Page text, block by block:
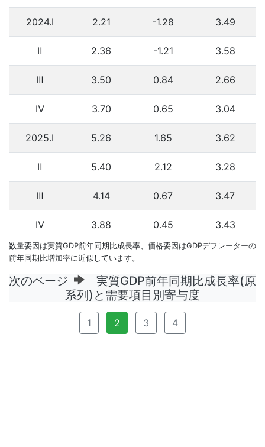
2024.Ⅰ 2.21 -1.28 3.49
Ⅱ 2.36 -1.21 3.58
Ⅲ 3.50 0.84 2.66
Ⅳ 3.70 0.65 3.04
2025.Ⅰ 5.26 1.65 3.62
Ⅱ 5.40 2.12 3.28
Ⅲ 4.14 0.67 3.47
Ⅳ 3.88 0.45 3.43
数量要因は実質GDP前年同期比成長率、価格要因はGDPデフレーターの
前年同期比増加率に近似しています。
次のページ
実質GDP前年同期比成長率(原
系列)と需要項目別寄与度
1 2 3 4